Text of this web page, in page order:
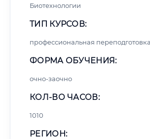
Биотехнологии
ТИП КУРСОВ:
профессиональная переподготовка
ФОРМА ОБУЧЕНИЯ:
очно-заочно
КОЛ-ВО ЧАСОВ:
1010
РЕГИОН: